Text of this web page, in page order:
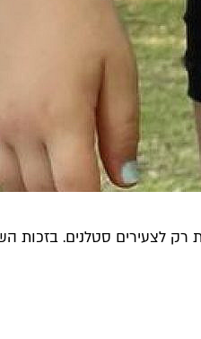
רק לצעירים סטלנים. בזכות